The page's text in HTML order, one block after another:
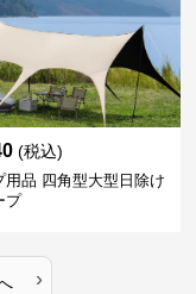
(税込)
用品 四角型大型日除け
プ
›